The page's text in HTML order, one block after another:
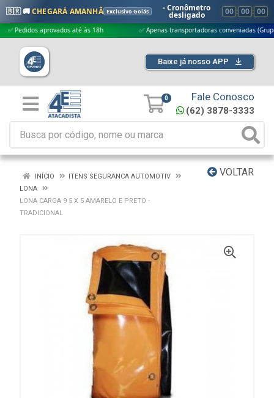
🇧🇷 🚚CHEGARÁ AMANHÃ Exclusivo Goiás - Cronômetro
desligado 00 : 00 : 00
aprovados até às 18h ✅ Apenas transportadoras conveniadas (Grupo G5)
Baixe já nosso APP
0 Fale Conosco
(62) 3878-3333
VOLTAR
INÍCIO
ITENS SEGURANCA AUTOMOTIV
LONA
LONA CARGA 9 5 X 5 AMARELO E PRETO -
TRADICIONAL